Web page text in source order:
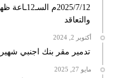
2025/7/12م
والتعاقد
أكتوبر 2, 2024
تدمير مقر بنك اجنبي
مايو 27, 2025